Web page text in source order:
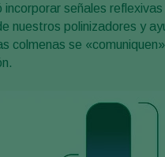
señales reflexivas
nuestros polinizadores y
colmenas se